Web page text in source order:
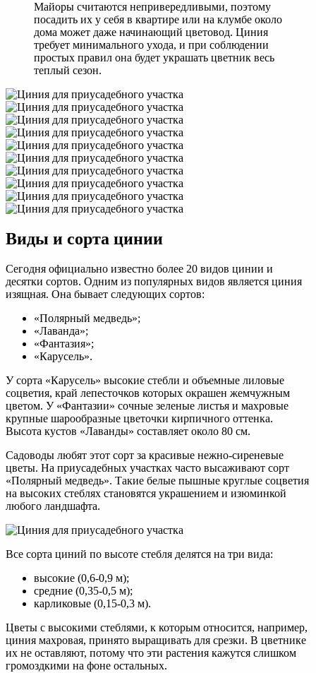
Майоры считаются непривередливыми, поэтому
посадить их у себя в квартире или на клумбе около
дома может даже начинающий цветовод. Циния
требует минимального ухода, и при соблюдении
простых правил она будет украшать цветник весь
теплый сезон.
Виды и сорта цинии
Сегодня официально известно более 20 видов цинии и
десятки сортов. Одним из популярных видов является циния
изящная. Она бывает следующих сортов:
«Полярный медведь»;
«Лаванда»;
«Фантазия»;
«Карусель».
У сорта «Карусель» высокие стебли и объемные лиловые
соцветия, край лепесточков которых окрашен жемчужным
цветом. У «Фантазии» сочные зеленые листья и махровые
крупные шарообразные цветочки кирпичного оттенка.
Высота кустов «Лаванды» составляет около 80 см.
Садоводы любят этот сорт за красивые нежно-сиреневые
цветы. На приусадебных участках часто высаживают сорт
«Полярный медведь». Такие белые пышные круглые соцветия
на высоких стеблях становятся украшением и изюминкой
любого ландшафта.
Все сорта циний по высоте стебля делятся на три вида:
высокие (0,6-0,9 м);
средние (0,35-0,5 м);
карликовые (0,15-0,3 м).
Цветы с высокими стеблями, к которым относится, например,
циния махровая, принято выращивать для срезки. В цветнике
их не оставляют, потому что эти растения кажутся слишком
громоздкими на фоне остальных.